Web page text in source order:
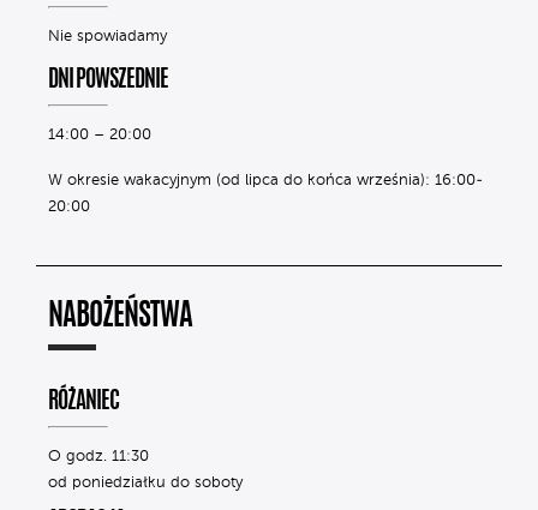
Nie spowiadamy
DNI POWSZEDNIE
14:00 – 20:00
W okresie wakacyjnym (od lipca do końca września): 16:00-
20:00
NABOŻEŃSTWA
RÓŻANIEC
O godz. 11:30
od poniedziałku do soboty